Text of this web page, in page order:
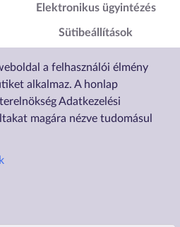
a felhasználói élmény
alkalmaz. A honlap
Adatkezelési
magára nézve tudomásul
Elektronikus ügyintézés
Sütibeállítások